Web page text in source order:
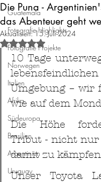
Guatemala
Fotografie Highlights
Fotografie Projekte
Norwegen
Italien
Afrika
Südeuropa
Brasilien
Argentinien
Uruguay
Die Puna -
das Abenteuer geht
Aktualisiert:15. Juli 2024
Mit NaN von 5 Sternen
10 Tage
lebensfeindlichen
Umgebung – wir
wie auf dem Mond
Die Höhe
Tribut - nicht nur
damit zu kämpfen
Unser Toyota